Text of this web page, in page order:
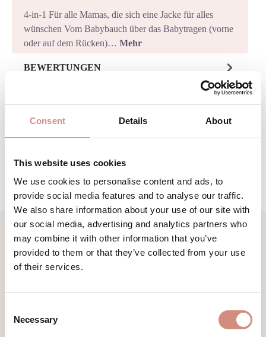
Consent Details About
This website uses cookies
We use cookies to personalise content and ads, to
provide social media features and to analyse our traffic.
We also share information about your use of our site with
our social media, advertising and analytics partners who
may combine it with other information that you’ve
provided to them or that they’ve collected from your use
of their services.
Selection
Necessary
4-in-1 Für alle Mamas, die sich eine Jacke für alles
wünschen Vom Babybauch über das Babytragen (vorne
oder auf dem Rücken)… Mehr
BEWERTUNGEN
PFLEGEHINWEISE
HERSTELLERANGABEN
Produktgalerie überspringen
Schwangerschaftseinsatz optional